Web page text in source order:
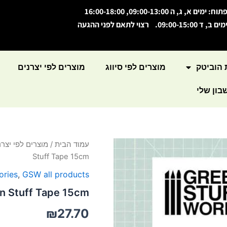
פתוח: ימים א, ג, ה 09:00-13:00, 16:00-18:00
ימים ב, ד 09:00-15:00. רצוי לתאם לפני ההגעה
הוביטק מוצרים לפי סיווג מוצרים לפי יצרנים
שלי
עמוד הבית / מוצרים לפי
Stuff Tape 15cm
, GSW all products
Stuff Tape 15cm
₪27.70